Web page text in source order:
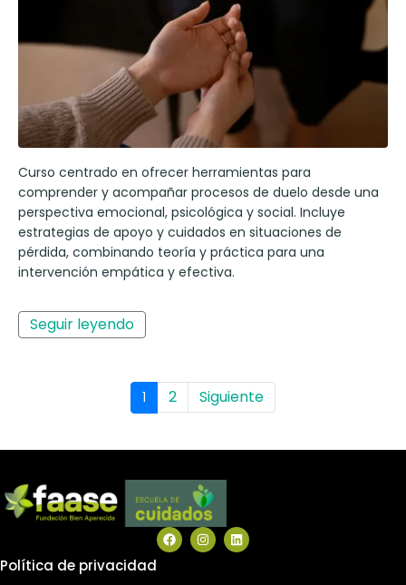
Curso centrado en ofrecer herramientas para
comprender y acompañar procesos de duelo desde una
perspectiva emocional, psicológica y social. Incluye
estrategias de apoyo y cuidados en situaciones de
pérdida, combinando teoría y práctica para una
intervención empática y efectiva.
Seguir leyendo
1 2 Siguiente
Política de privacidad